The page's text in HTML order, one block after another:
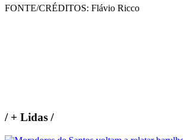
FONTE/CRÉDITOS: Flávio Ricco
/+ Lidas /